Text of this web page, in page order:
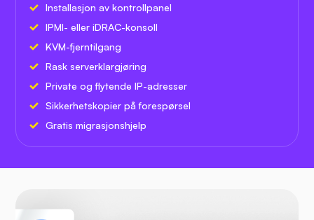
Installasjon av kontrollpanel
IPMI- eller iDRAC-konsoll
KVM-fjerntilgang
Rask serverklargjøring
Private og flytende IP-adresser
Sikkerhetskopier på forespørsel
Gratis migrasjonshjelp